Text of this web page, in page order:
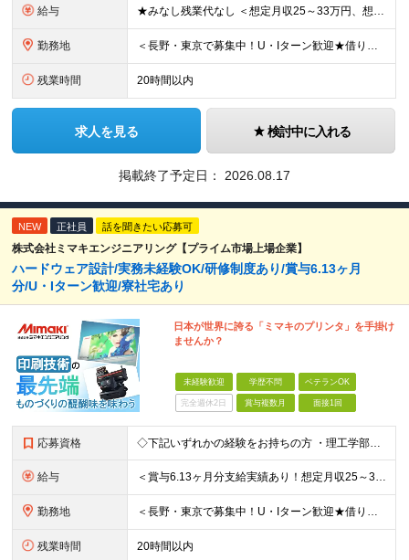
給与 ★みなし残業代なし ＜想定月収25～33万円、想定年収460～700万＞ 月給：21万3000円～+各種手当 ＜修士号を取得している方＞ 月給：23万6500円～+各種手当 ※経験・スキルを考慮
勤務地 ＜長野・東京で募集中！U・Iターン歓迎★借り上げ社宅制度あり！＞ ■本社 住所：長野県東御市滋野乙2182-3 ★マイカー通勤OK！駐車場あり ■東京支社 住所：東京都品川区北品川5-9-41 T
残業時間 20時間以内
求人を見る 検討中に入れる
掲載終了予定日： 2026.08.17
NEW 正社員 話を聞きたい応募可
株式会社ミマキエンジニアリング【プライム市場上場企業】
ハードウェア設計/実務未経験OK/研修制度あり/賞与6.13ヶ月
分/U・Iターン歓迎/寮社宅あり
日本が世界に誇る「ミマキのプリンタ」を手掛け
ませんか？
未経験歓迎 学歴不問 ベテランOK
完全週休2日 賞与複数月 面接1回
応募資格 ◇下記いずれかの経験をお持ちの方 ・理工学部出身の方（理学系・機械系・電気系） ・デジタル、アナログ回路の設計経験者 ・FPGAの設計経験者 ・モータ、センサ選定などのハーネス設計経験者 ・電機評価、
給与 ＜賞与6.13ヶ月分支給実績あり！想定月収25～33万円、想定年収460～700万＞ 月給：21万3000円～+各種手当 ＜修士号を取得している方＞ 月給：23万6500円～+各種手当 ※経験・ス
勤務地 ＜長野・東京で募集中！U・Iターン歓迎★借り上げ社宅制度あり！＞ ■本社 住所：長野県東御市滋野乙2182-3 ★マイカー通勤OK！駐車場あり ■東京支社 住所：東京都品川区北品川5-9-41 T
残業時間 20時間以内